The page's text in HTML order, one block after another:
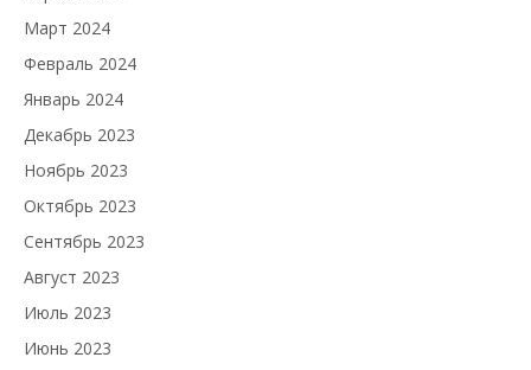
Март 2024
Февраль 2024
Январь 2024
Декабрь 2023
Ноябрь 2023
Октябрь 2023
Сентябрь 2023
Август 2023
Июль 2023
Июнь 2023